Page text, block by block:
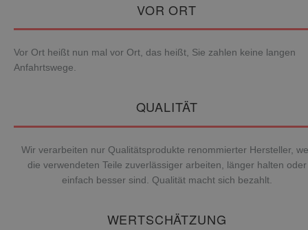
VOR ORT
Vor Ort heißt nun mal vor Ort, das heißt, Sie zahlen keine langen
Anfahrtswege.
QUALITÄT
Wir verarbeiten nur Qualitätsprodukte renommierter Hersteller,
die verwendeten Teile zuverlässiger arbeiten, länger halten oder
einfach besser sind. Qualität macht sich bezahlt.
WERTSCHÄTZUNG